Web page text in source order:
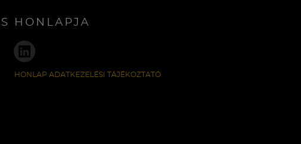
HONLAPJA
HONLAP ADATKEZELÉSI TÁJÉKOZTATÓ